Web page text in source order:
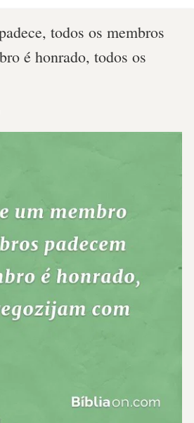
todos os membros
é honrado, todos os